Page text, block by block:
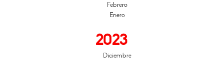
Febrero
Enero
2023
Diciembre